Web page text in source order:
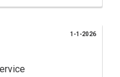
1-1-2026